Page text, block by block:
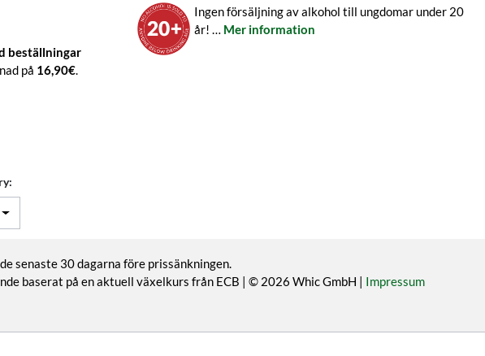
beställningar
på 16,90€.
Ingen försäljning av alkohol till ungdomar under 20
år! … Mer information
senaste 30 dagarna före prissänkningen.
baserat på en aktuell växelkurs från ECB | © 2026 Whic GmbH | Impressum